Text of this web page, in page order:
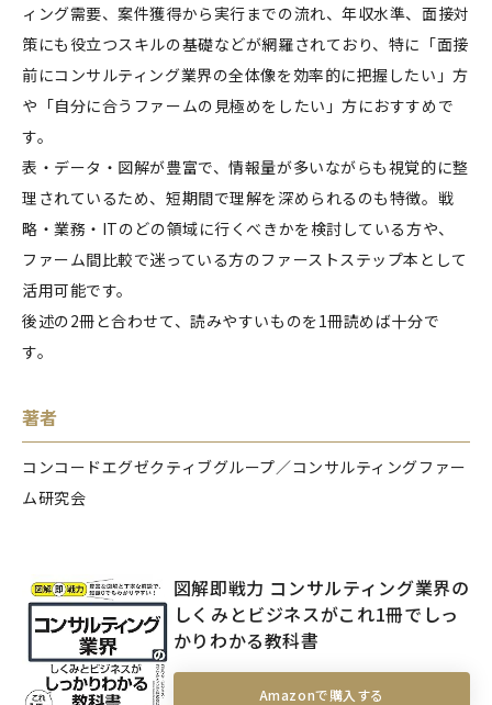
ィング需要、案件獲得から実行までの流れ、年収水準、面接対
策にも役立つスキルの基礎などが網羅されており、特に「面接
前にコンサルティング業界の全体像を効率的に把握したい」方
や「自分に合うファームの見極めをしたい」方におすすめで
す。
表・データ・図解が豊富で、情報量が多いながらも視覚的に整
理されているため、短期間で理解を深められるのも特徴。戦
略・業務・ITのどの領域に行くべきかを検討している方や、
ファーム間比較で迷っている方のファーストステップ本として
活用可能です。
後述の2冊と合わせて、読みやすいものを1冊読めば十分で
す。
著者
コンコードエグゼクティブグループ／コンサルティングファー
ム研究会
図解即戦力 コンサルティング業界の
しくみとビジネスがこれ1冊でしっ
かりわかる教科書
Amazonで購入する